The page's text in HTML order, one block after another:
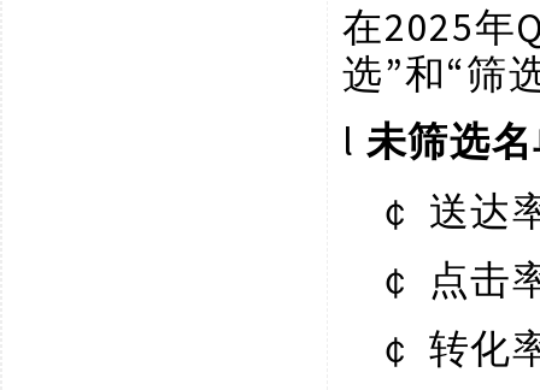
在2025年
选”和“筛
l 未筛选
￠ 送达
￠ 点击
￠ 转化